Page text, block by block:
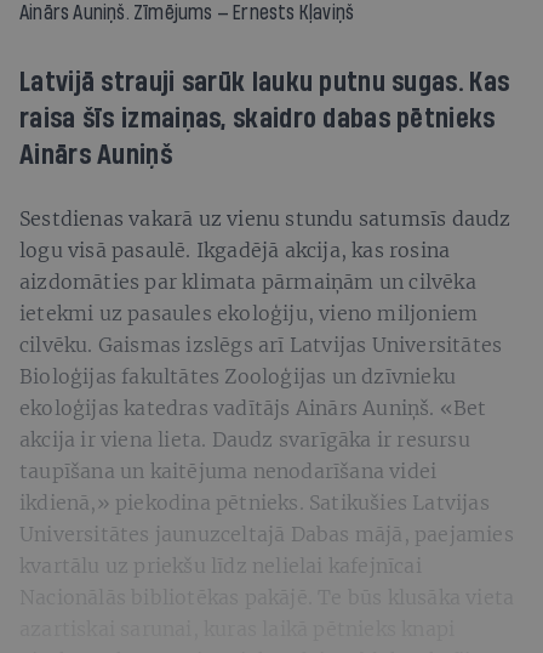
Ainārs Auniņš. Zīmējums — Ernests Kļaviņš
Latvijā strauji sarūk lauku putnu sugas. Kas
raisa šīs izmaiņas, skaidro dabas pētnieks
Ainārs Auniņš
Sestdienas vakarā uz vienu stundu satumsīs daudz
logu visā pasaulē. Ikgadējā akcija, kas rosina
aizdomāties par klimata pārmaiņām un cilvēka
ietekmi uz pasaules ekoloģiju, vieno miljoniem
cilvēku. Gaismas izslēgs arī Latvijas Universitātes
Bioloģijas fakultātes Zooloģijas un dzīvnieku
ekoloģijas katedras vadītājs Ainārs Auniņš. «Bet
akcija ir viena lieta. Daudz svarīgāka ir resursu
taupīšana un kaitējuma nenodarīšana videi
ikdienā,» piekodina pētnieks. Satikušies Latvijas
Universitātes jaunuzceltajā Dabas mājā, paejamies
kvartālu uz priekšu līdz nelielai kafejnīcai